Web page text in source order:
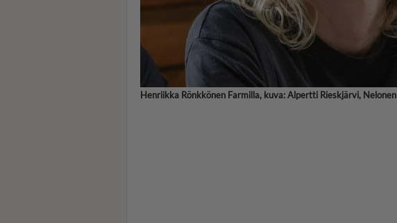
Henriikka Rönkkönen Farmilla, kuva: Alpertti Rieskjärvi, Nelonen